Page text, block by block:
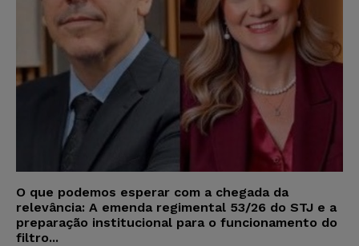
O que podemos esperar com a chegada da
relevância: A emenda regimental 53/26 do STJ e a
preparação institucional para o funcionamento do
filtro...